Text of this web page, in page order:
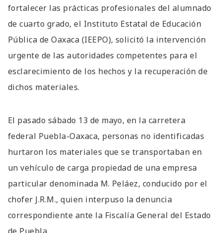
fortalecer las prácticas profesionales del alumnado
de cuarto grado, el Instituto Estatal de Educación
Pública de Oaxaca (IEEPO), solicitó la intervención
urgente de las autoridades competentes para el
esclarecimiento de los hechos y la recuperación de
dichos materiales.
El pasado sábado 13 de mayo, en la carretera
federal Puebla-Oaxaca, personas no identificadas
hurtaron los materiales que se transportaban en
un vehículo de carga propiedad de una empresa
particular denominada M. Peláez, conducido por el
chofer J.R.M., quien interpuso la denuncia
correspondiente ante la Fiscalía General del Estado